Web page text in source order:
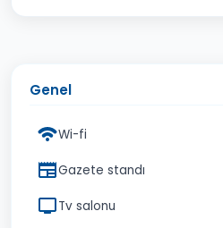
Genel
Wi-fi
Gazete standı
Tv salonu